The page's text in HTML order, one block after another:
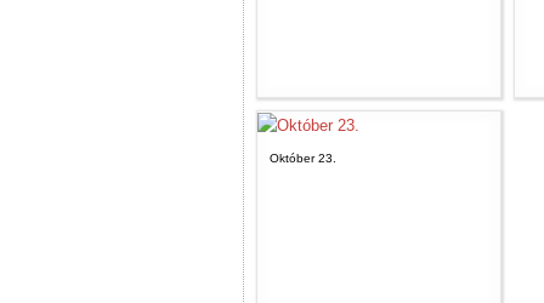
Október 23.